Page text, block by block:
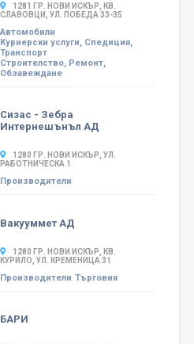
1281 ГР. НОВИ ИСКЪР, КВ.
СЛАВОВЦИ, УЛ. ПОБЕДА 33-35
Автомобили
Куриерски услуги, Спедиция,
Транспорт
Строителство, Ремонт,
Обзавеждане
Сизас - Зебра
Интернешънъл АД
1280 ГР. НОВИ ИСКЪР, УЛ.
РАБОТНИЧЕСКА 1
Производители
Вакууммет АД
1280 ГР. НОВИ ИСКЪР, КВ.
КУРИЛО, УЛ. КРЕМЕНИЦА 31
Производители Търговия
БАРИ